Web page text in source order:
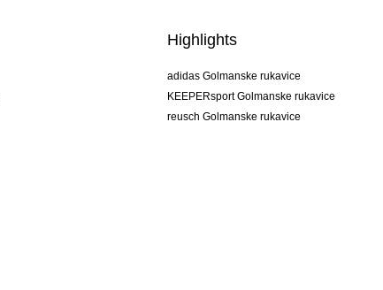
Highlights
adidas Golmanske rukavice
KEEPERsport Golmanske rukavice
reusch Golmanske rukavice